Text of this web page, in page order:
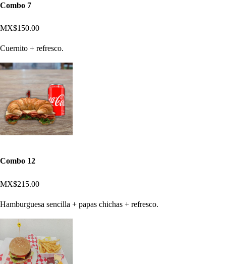
Combo 7
MX$150.00
Cuernito + refresco.
Combo 12
MX$215.00
Hamburguesa sencilla + papas chichas + refresco.